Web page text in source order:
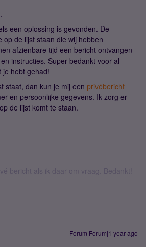
een oplossing is gevonden. De
op de lijst staan die wij hebben
afzienbare tijd een bericht ontvangen
instructies. Super bedankt voor al
je hebt gehad!
staat, dan kun je mij een privébericht
en persoonlijke gegevens. Ik zorg er
de lijst komt te staan.
bericht als ik daar om vraag. Bedankt!
Forum|Forum|1 year ago